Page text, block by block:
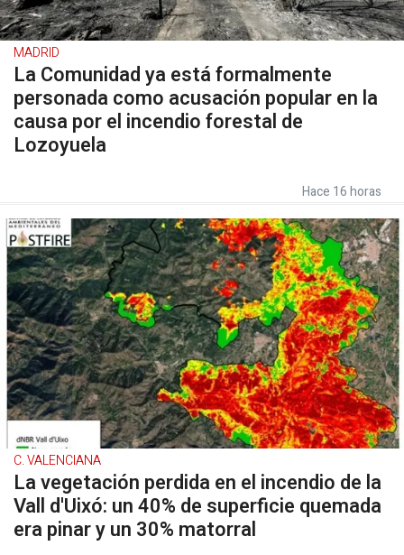
MADRID
La Comunidad ya está formalmente
personada como acusación popular en la
causa por el incendio forestal de
Lozoyuela
Hace 16 horas
C. VALENCIANA
La vegetación perdida en el incendio de la
Vall d'Uixó: un 40% de superficie quemada
era pinar y un 30% matorral